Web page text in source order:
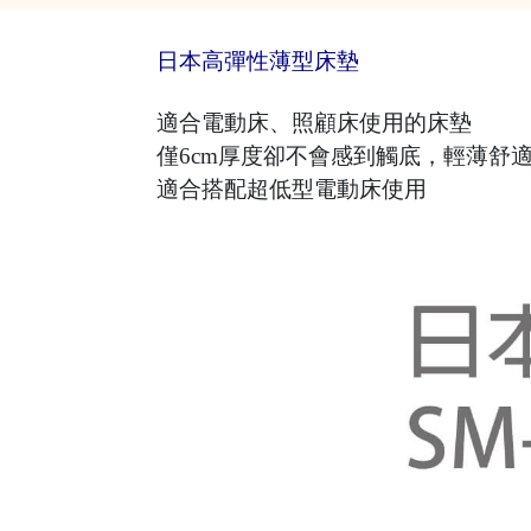
日本高彈性薄型床墊
適合電動床、照顧床使用的床墊
僅6cm厚度卻不會感到觸底，輕薄舒
適合搭配超低型電動床使用